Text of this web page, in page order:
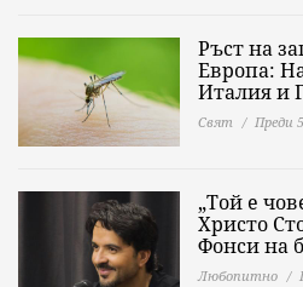
Ръст на
Европа:
Италия и
Свят Преди
„Той е
Христо
Фонси на
Любопитно